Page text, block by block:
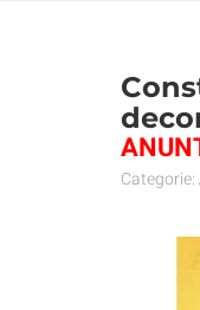
Categorie: